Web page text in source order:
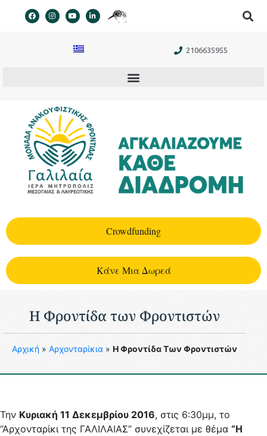
περιεχόμενο
2106635955
Crowdfunding
Kάνε Μια Δωρεά
Η Φροντίδα των Φροντιστών
Aρχική » Αρχονταρίκια » Η Φροντίδα Των Φροντιστών
Την Κυριακή 11 Δεκεμβρίου 2016, στις 6:30μμ, το
“Αρχονταρίκι της ΓΑΛΙΛΑΙΑΣ” συνεχίζεται με θέμα “Η